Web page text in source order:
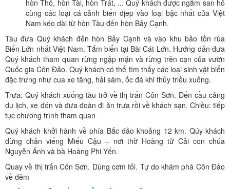
hòn Thỏ, hòn Tài, hòn Trát, ... Quý khách được ngắm san hô
cùng các loại cá cảnh biển đjep vào loại bậc nhất của Việt
Nam kéo dài từ hòn Tàu đến hòn Bảy Cạnh.
Tàu đưa Quý khách đến hòn Bảy Cạnh và vào khu bảo tồn rùa
Biển Lớn nhất Việt Nam. Tắm biển tại Bãi Cát Lớn. Hướng dẫn đưa
Quý khách tham quan rừng ngập mặn và rừng trên cạn của vườn
Quốc gia Côn Đảo. Quý khách có thể tìm thấy các loại sinh vật biển
đặc trưng như cua xe tăng, hải sâm, ốc đá khi thủy triều xuống.
Trưa: Quý khách xuống tàu trở về thị trấn Côn Sơn. Đến cầu cảng
du lịch, xe đón và đưa đoàn đi ăn trưa rồi về khách sạn. Chiều: tiếp
tục chương trình tham quan
Quý khách khởi hành về phía Bắc đảo khoảng 12 km. Qúy khách
dừng chân viếng Miếu Cậu – nơi thờ Hoàng tử Cải con chúa
Nguyễn Ánh và bà Hoàng Phi Yến.
Quay về thị trấn Côn Sơn. Dùng cơm tối. Tự do khám phá Côn Đảo
về đêm